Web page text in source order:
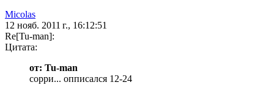
Micolas
12 нояб. 2011 г., 16:12:51
Re[Tu-man]:
Цитата:
от: Tu-man
сорри... опписался 12-24